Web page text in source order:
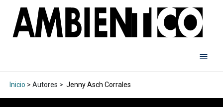
Inicio > Autores > Jenny Asch Corrales